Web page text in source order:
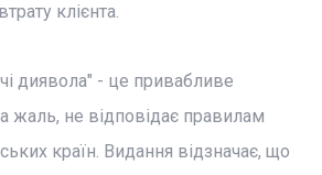
клієнта.
диявола" - це привабливе
жаль, не відповідає правилам
країн. Видання відзначає, що